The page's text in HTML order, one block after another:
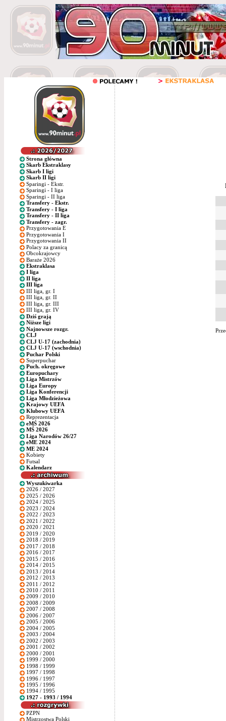
Strona główna
Skarb Ekstraklasy
Skarb I ligi
Skarb II ligi
Sparingi - Ekstr.
Sparingi - I liga
Sparingi - II liga
Transfery - Ekstr.
Transfery - I liga
Transfery - II liga
Transfery - zagr.
Przygotowania E
Przygotowania I
Przygotowania II
Polacy za granicą
Obcokrajowcy
Baraże 2026
Ekstraklasa
I liga
II liga
III liga
III liga, gr. I
III liga, gr. II
III liga, gr. III
III liga, gr. IV
Dziś grają
Niższe ligi
Najnowsze rozgr.
CLJ
CLJ U-17 (zachodnia)
CLJ U-17 (wschodnia)
Puchar Polski
Superpuchar
Puch. okręgowe
Europuchary
Liga Mistrzów
Liga Europy
Liga Konferencji
Liga Młodzieżowa
Krajowy UEFA
Klubowy UEFA
Reprezentacja
eMŚ 2026
MŚ 2026
Liga Narodów 26/27
eME 2024
ME 2024
Kobiety
Futsal
Kalendarz
Wyszukiwarka
2026 / 2027
2025 / 2026
2024 / 2025
2023 / 2024
2022 / 2023
2021 / 2022
2020 / 2021
2019 / 2020
2018 / 2019
2017 / 2018
2016 / 2017
2015 / 2016
2014 / 2015
2013 / 2014
2012 / 2013
2011 / 2012
2010 / 2011
2009 / 2010
2008 / 2009
2007 / 2008
2006 / 2007
2005 / 2006
2004 / 2005
2003 / 2004
2002 / 2003
2001 / 2002
2000 / 2001
1999 / 2000
1998 / 1999
1997 / 1998
1996 / 1997
1995 / 1996
1994 / 1995
1927 - 1993 / 1994
PZPN
Mistrzostwa Polski